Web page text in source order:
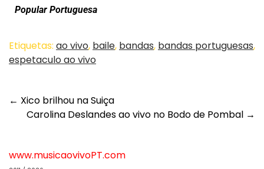
Popular Portuguesa
Etiquetas: ao vivo, baile, bandas, bandas portuguesas,
espetaculo ao vivo
← Xico brilhou na Suiça
Carolina Deslandes ao vivo no Bodo de Pombal →
www.musicaovivoPT.com